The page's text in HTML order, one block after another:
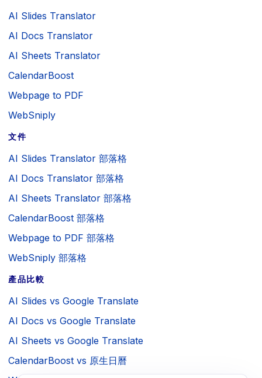
AI Slides Translator
AI Docs Translator
AI Sheets Translator
CalendarBoost
Webpage to PDF
WebSniply
文件
AI Slides Translator 部落格
AI Docs Translator 部落格
AI Sheets Translator 部落格
CalendarBoost 部落格
Webpage to PDF 部落格
WebSniply 部落格
產品比較
AI Slides vs Google Translate
AI Docs vs Google Translate
AI Sheets vs Google Translate
CalendarBoost vs 原生日曆